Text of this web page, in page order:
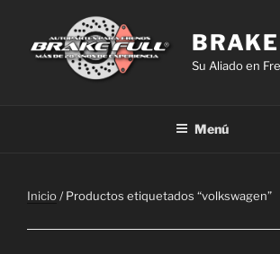
contenido
Su Aliado en
Menú
Inicio/ Productos etiquetados “volkswagen”